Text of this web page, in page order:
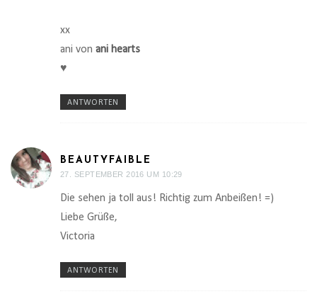
xx
ani von ani hearts
♥
ANTWORTEN
BEAUTYFAIBLE
27. SEPTEMBER 2016 UM 10:29
Die sehen ja toll aus! Richtig zum Anbeißen! =)
Liebe Grüße,
Victoria
ANTWORTEN